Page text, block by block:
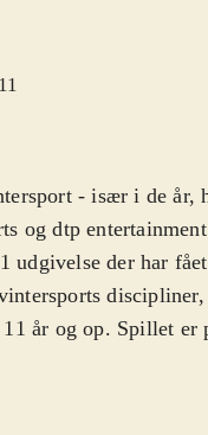
- især i de år,
og dtp
udgivelse der har fået
discipliner,
år og op. Spillet er
der skiller